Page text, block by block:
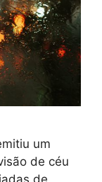
um
de céu
de